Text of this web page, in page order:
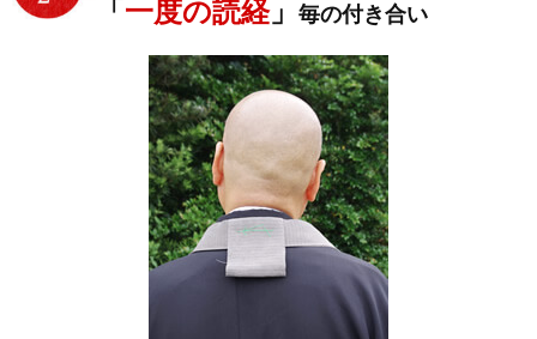
「一度の読経」 毎の付き合い